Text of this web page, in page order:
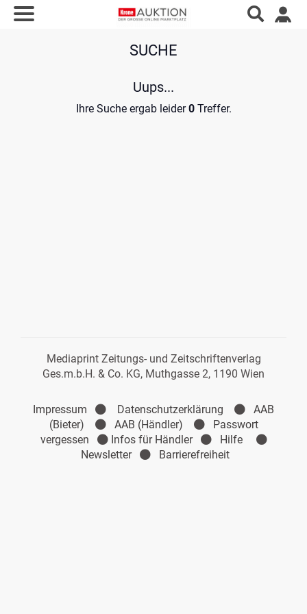
SUCHE
Uups...
Ihre Suche ergab leider0Treffer.
Mediaprint Zeitungs- und Zeitschriftenverlag
Ges.m.b.H. & Co. KG, Muthgasse 2, 1190 Wien
Impressum Datenschutzerklärung
AAB
(Bieter)
AAB (Händler)
Passwort
vergessen
Infos für Händler
Hilfe
Newsletter
Barrierefreiheit